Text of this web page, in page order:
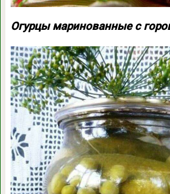
Огурцы маринованные с